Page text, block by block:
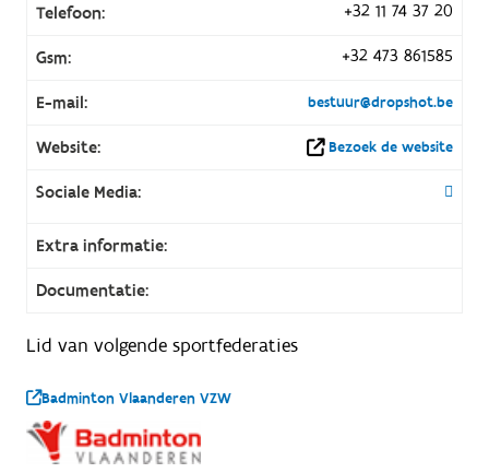
Telefoon: +32 11 74 37 20
Gsm: +32 473 861585
E-mail: bestuur@dropshot.be
Website: Bezoek de website
Sociale Media:
Extra informatie:
Documentatie:
Lid van volgende sportfederaties
Badminton Vlaanderen VZW